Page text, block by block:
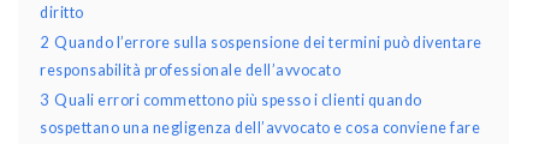
diritto
2 Quando l’errore sulla sospensione dei termini può diventare
responsabilità professionale dell’avvocato
3 Quali errori commettono più spesso i clienti quando
sospettano una negligenza dell’avvocato e cosa conviene fare